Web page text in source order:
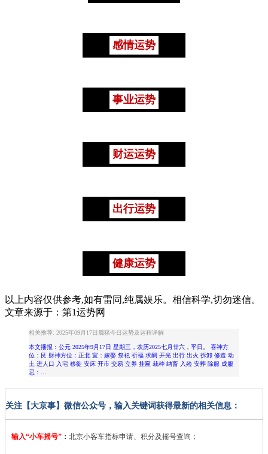
感情运势
事业运势
财运运势
出行运势
健康运势
以上内容仅供参考,如有雷同,纯属娱乐。相信科学,切勿迷信。
文章来源于：第1运势网
相关推荐: 2025年09月17日属猪今日运势及运程详解
本文播报：公元 2025年9月17日 星期三，农历2025七月廿六，平日。 喜神方
位：艮 财神方位：正北 宜：嫁娶 祭祀 祈福 求嗣 开光 出行 出火 拆卸 修造 动
土 进人口 入宅 移徙 安床 开市 交易 立券 挂匾 栽种 纳畜 入殓 安葬 除服 成服
忌：…
关注【大京事】微信公众号，输入关键词获得最新的相关信息：
输入“小车摇号” ： 北京小客车指标申请、积分及摇号查询；